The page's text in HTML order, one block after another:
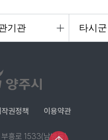
권정책 이용약관
흥로 1533(남방동)